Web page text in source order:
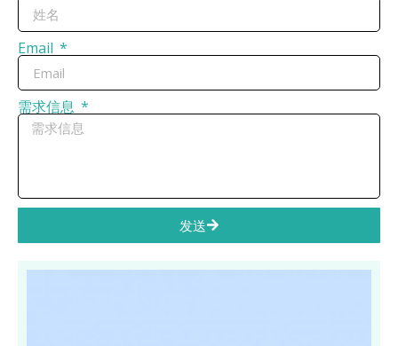
Email
需求信息
发送